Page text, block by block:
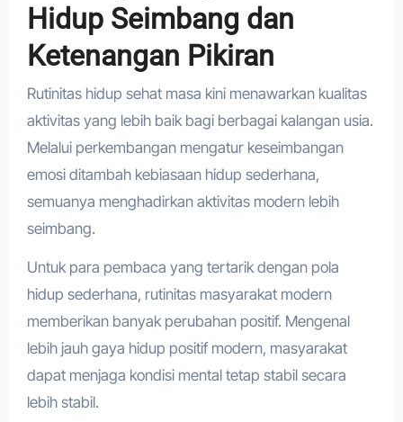
Hidup Seimbang dan
Ketenangan Pikiran
Rutinitas hidup sehat masa kini menawarkan kualitas
aktivitas yang lebih baik bagi berbagai kalangan usia.
Melalui perkembangan mengatur keseimbangan
emosi ditambah kebiasaan hidup sederhana,
semuanya menghadirkan aktivitas modern lebih
seimbang.
Untuk para pembaca yang tertarik dengan pola
hidup sederhana, rutinitas masyarakat modern
memberikan banyak perubahan positif. Mengenal
lebih jauh gaya hidup positif modern, masyarakat
dapat menjaga kondisi mental tetap stabil secara
lebih stabil.